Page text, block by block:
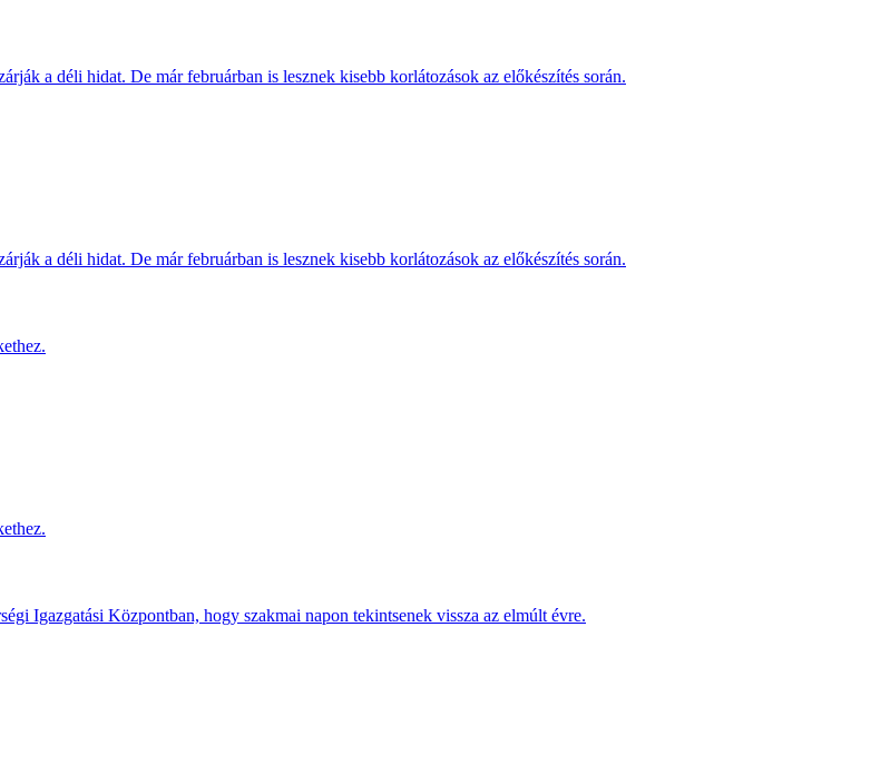
a déli hidat. De már februárban is lesznek kisebb korlátozások az előkészítés során.
a déli hidat. De már februárban is lesznek kisebb korlátozások az előkészítés során.
Igazgatási Központban, hogy szakmai napon tekintsenek vissza az elmúlt évre.